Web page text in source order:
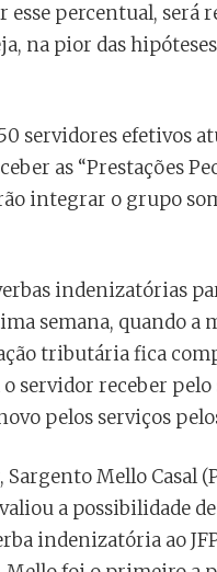
esse percentual, será
na pior das
servidores efetivos
as “Prestações
integrar o grupo
indenizatórias
semana, quando
tributária fica
servidor receber
pelos serviços
Mello Casal
a possibilidade
indenizatória ao